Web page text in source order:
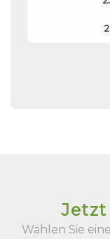
Jetzt
Wählen Sie